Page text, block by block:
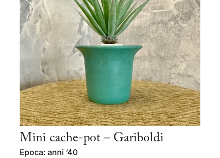
Mini cache-pot – Gariboldi
Epoca: anni ‘40